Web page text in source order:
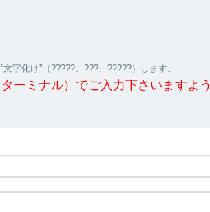
字化け”（?????、???、?????）します。
ーミナル）でご入力下さいますよう